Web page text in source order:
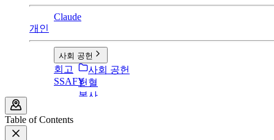
Claude
개인
사회 공헌
사회 공헌
헌혈
봉사
회고
SSAFY
Table of Contents